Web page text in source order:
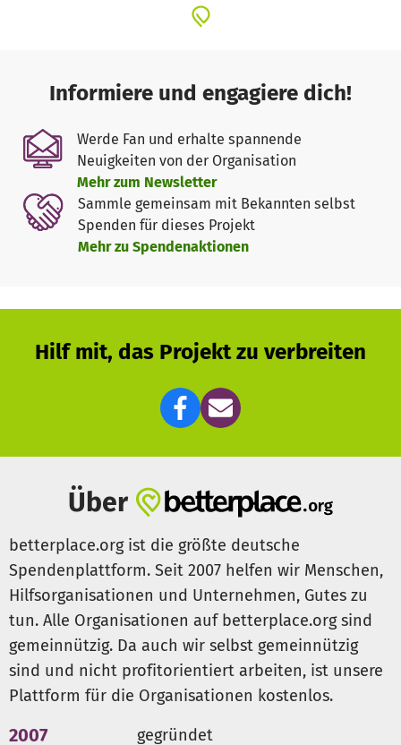
Informiere und engagiere dich!
Werde Fan und erhalte spannende
Neuigkeiten von der Organisation
Mehr zum Newsletter
Sammle gemeinsam mit Bekannten selbst
Spenden für dieses Projekt
Mehr zu Spendenaktionen
Hilf mit, das Projekt zu verbreiten
Über
betterplace.org ist die größte deutsche
Spendenplattform. Seit 2007 helfen wir Menschen,
Hilfsorganisationen und Unternehmen, Gutes zu
tun. Alle Organisationen auf betterplace.org sind
gemeinnützig. Da auch wir selbst gemeinnützig
sind und nicht profitorientiert arbeiten, ist unsere
Plattform für die Organisationen kostenlos.
2007 gegründet